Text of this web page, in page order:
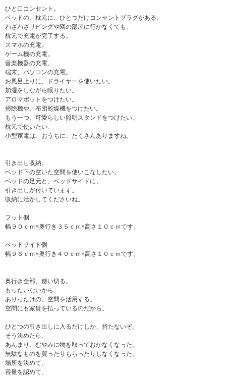
ひと口コンセント。
ベッドの、枕元に、ひとつだけコンセントプラグがある。
わざわざリビングや隣の部屋に行かなくても、
枕元で充電が完了する。
スマホの充電。
ゲーム機の充電。
音楽機器の充電。
端末、パソコンの充電。
お風呂上りに、ドライヤーを使いたい。
加湿をしながら眠りたい。
アロマポットをつけたい。
掃除機や、布団乾燥機をつけたい。
もう一つ、可愛らしい照明スタンドをつけたい。
枕元で使いたい、
小型家電は、おうちに、たくさんありますね。
引き出し収納。
ベッド下の空いた空間を使いこなしたい。
ベッドの足元と、ベッドサイドに、
引き出しが付いています。
収納に活かしてくださいね。
フット側
幅９０ｃｍ×奥行き３５ｃｍ×高さ１０ｃｍです。
ベッドサイド側
幅９６ｃｍ×奥行き４０ｃｍ×高さ１０ｃｍです。
奥行き全部、使い切る。
もったいないから、
ありったけの、空間を活用する。
空間にも家賃を払っているのだから。
ひとつの引き出しに入るだけしか、持たないぞ。
そう決めたら、
あんまり、むやみに物を取っておかなくなった。
無駄なものを買ったりもらったりしなくなった。
場所を決めて、
容量を認めて、